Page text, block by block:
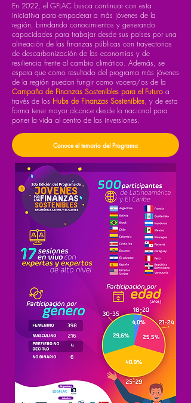
En 2022, el GFLAC busca continuar con esta
iniciativa para empoderar a más jóvenes de la
región, brindando conocimientos y generando
capacidades para trabajar desde sus países por una
alineación de las finanzas públicas con trayectorias
de descarbonización de las economías y de
resiliencia frente al cambio climático. Además, se
espera que como resultado del programa más jóvenes
de la región puedan fungir como vocera/os de la
Campaña de Finanzas Sostenibles para el Futuro a
través de los Hubs de Finanzas Sostenibles, y de esta
forma tener mayor alcance desde lo nacional para
poner la vida al centro de las inversiones.
Conoce el temario del Programa